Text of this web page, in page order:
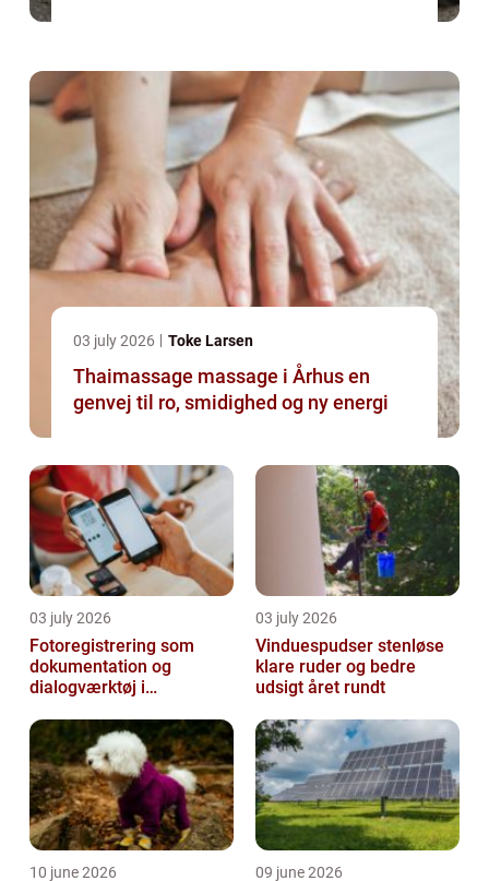
03 july 2026 Toke Larsen
Thaimassage massage i Århus en
genvej til ro, smidighed og ny energi
03 july 2026
Fotoregistrering som
dokumentation og
dialogværktøj i
03 july 2026
Vinduespudser stenløse
klare ruder og bedre
udsigt året rundt
10 june 2026 09 june 2026